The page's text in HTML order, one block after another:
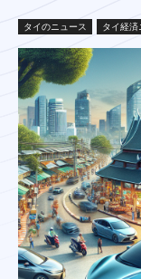
タイのニュース タイ経済